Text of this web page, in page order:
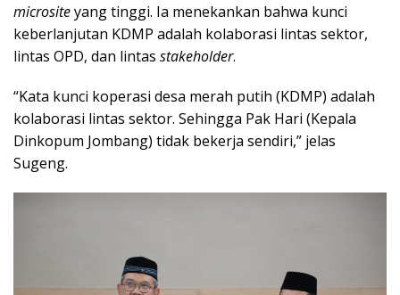
micrositeyang tinggi. Ia menekankan bahwa kunci
keberlanjutan KDMP adalah kolaborasi lintas sektor,
lintas OPD, dan lintas stakeholder.
“Kata kunci koperasi desa merah putih (KDMP) adalah
kolaborasi lintas sektor. Sehingga Pak Hari (Kepala
Dinkopum Jombang) tidak bekerja sendiri,” jelas
Sugeng.